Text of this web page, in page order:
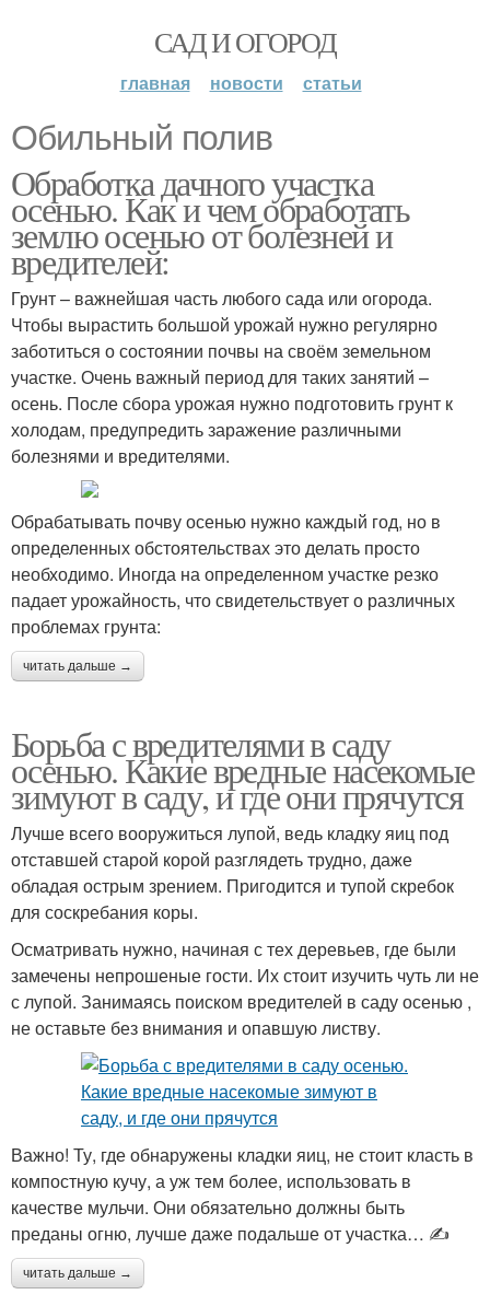
САД И ОГОРОД
главная новости статьи
Обильный полив
Обработка дачного участка
осенью. Как и чем обработать
землю осенью от болезней и
вредителей:
Грунт – важнейшая часть любого сада или огорода.
Чтобы вырастить большой урожай нужно регулярно
заботиться о состоянии почвы на своём земельном
участке. Очень важный период для таких занятий –
осень. После сбора урожая нужно подготовить грунт к
холодам, предупредить заражение различными
болезнями и вредителями.
Обрабатывать почву осенью нужно каждый год, но в
определенных обстоятельствах это делать просто
необходимо. Иногда на определенном участке резко
падает урожайность, что свидетельствует о различных
проблемах грунта:
читать дальше →
Борьба с вредителями в саду
осенью. Какие вредные насекомые
зимуют в саду, и где они прячутся
Лучше всего вооружиться лупой, ведь кладку яиц под
отставшей старой корой разглядеть трудно, даже
обладая острым зрением. Пригодится и тупой скребок
для соскребания коры.
Осматривать нужно, начиная с тех деревьев, где были
замечены непрошеные гости. Их стоит изучить чуть ли не
с лупой. Занимаясь поиском вредителей в саду осенью ,
не оставьте без внимания и опавшую листву.
Важно! Ту, где обнаружены кладки яиц, не стоит класть в
компостную кучу, а уж тем более, использовать в
качестве мульчи. Они обязательно должны быть
преданы огню, лучше даже подальше от участка… ✍
читать дальше →